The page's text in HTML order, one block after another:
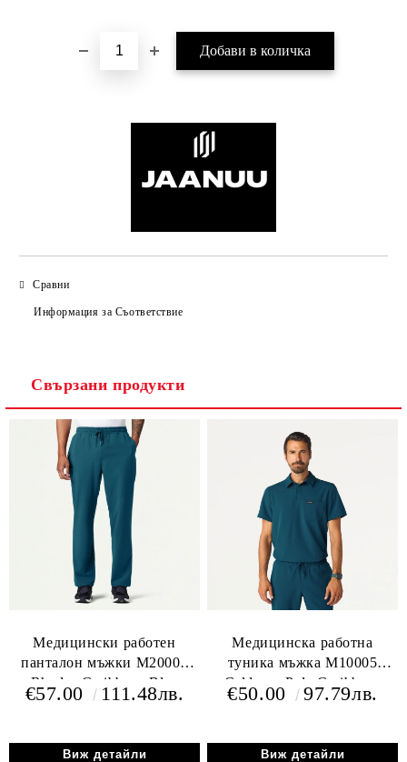
Сравни
Информация за Съответствие
Свързани продукти
Медицински работен
панталон мъжки M20001
Rhodes Caribbean Blue
€57.00 111.48лв.
Виж детайли
Медицинска работна
туника мъжка M10005
Calderon Polo Caribbean
Blue
€50.00 97.79лв.
Виж детайли